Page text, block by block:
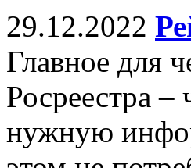
29.12.2022
Главное для
Росреестра
нужную